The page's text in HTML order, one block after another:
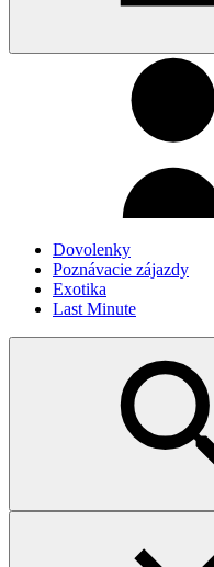
Dovolenky
Poznávacie zájazdy
Exotika
Last Minute